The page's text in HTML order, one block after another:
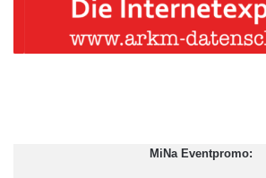
MiNa Eventpromo: